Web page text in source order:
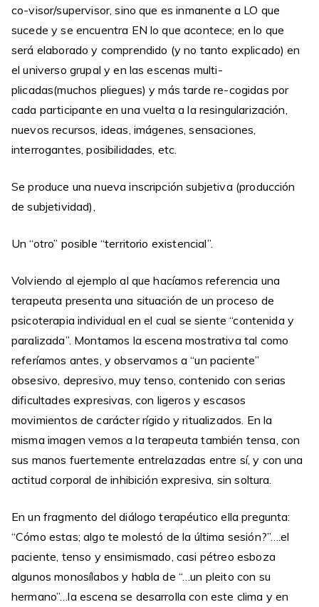
co-visor/supervisor, sino que es inmanente a LO que
sucede y se encuentra EN lo que acontece; en lo que
será elaborado y comprendido (y no tanto explicado) en
el universo grupal y en las escenas multi-
plicadas(muchos pliegues) y más tarde re-cogidas por
cada participante en una vuelta a la resingularización,
nuevos recursos, ideas, imágenes, sensaciones,
interrogantes, posibilidades, etc.
Se produce una nueva inscripción subjetiva (producción
de subjetividad),
Un “otro” posible “territorio existencial”.
Volviendo al ejemplo al que hacíamos referencia una
terapeuta presenta una situación de un proceso de
psicoterapia individual en el cual se siente “contenida y
paralizada”. Montamos la escena mostrativa tal como
referíamos antes, y observamos a “un paciente”
obsesivo, depresivo, muy tenso, contenido con serias
dificultades expresivas, con ligeros y escasos
movimientos de carácter rígido y ritualizados. En la
misma imagen vemos a la terapeuta también tensa, con
sus manos fuertemente entrelazadas entre sí, y con una
actitud corporal de inhibición expresiva, sin soltura.
En un fragmento del diálogo terapéutico ella pregunta:
“Cómo estas; algo te molestó de la última sesión?”….el
paciente, tenso y ensimismado, casi pétreo esboza
algunos monosílabos y habla de “…un pleito con su
hermano”…la escena se desarrolla con este clima y en